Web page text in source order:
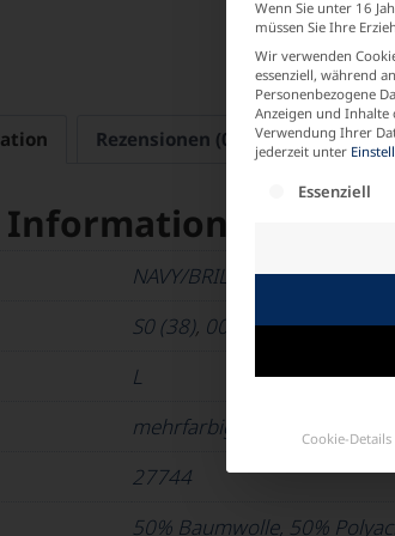
Rezensionen (0) Empfehle
Information
NAVY/BRILL
S0 (38), 00 (40),01 (42),02
L
mehrfarbig
27744
50% Baumwolle, 50%
Wenn Sie unter 16
müssen Sie Ihre
Wir verwenden
essenziell, während
Personenbezogene
Anzeigen und Inhalte
Verwendung Ihrer
jederzeit unter
Es folgt
Essenziell
Cookie-Details